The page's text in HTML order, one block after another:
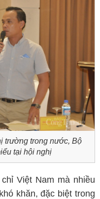
trường trong nước, Bộ
tại hội nghị
Việt Nam mà nhiều
khăn, đặc biệt trong